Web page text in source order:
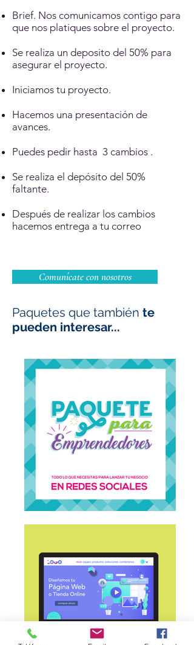
Brief. Nos comunicamos contigo para
que nos platiques sobre el proyecto.
Se realiza un deposito del 50% para
asegurar el proyecto.
Iniciamos tu proyecto.
Hacemos una presentación de
avances.
Puedes pedir hasta 3 cambios .
Se realiza el depósito del 50%
faltante.
Después de realizar los cambios
hacemos entrega a tu correo
Comunícate con nosotros
Paquetes que también te
pueden interesar...